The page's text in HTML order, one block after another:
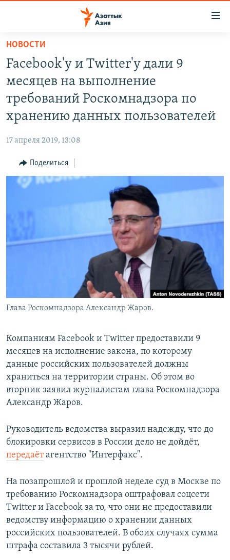
Вернуться
основному
содержанию
Вернутся
главной
Вернутся
поиску
ЦЕНТРАЛЬНАЯ АЗИЯ
КЫРГЫЗСТАН
ВОЙНА В УКРАИНЕ
КЫРГЫЗЧА
ЎЗБЕКЧА
ТОҶИКӢ
ПОДПИШИТЕСЬ НА НАС В СОЦСЕТЯХ
Все сайты РСЕ/РС
НОВОСТИ
Facebook'у и Twitter'у дали 9
месяцев на выполнение
требований Роскомнадзора по
хранению данных пользователей
17 апреля 2019, 13:08
Поделиться
Глава Роскомнадзора Александр Жаров.
Компаниям Facebook и Twitter предоставили 9
месяцев на исполнение закона, по которому
данные российских пользователей должны
храниться на территории страны. Об этом во
вторник заявил журналистам глава Роскомнадзора
Александр Жаров.
Руководитель ведомства выразил надежду, что до
блокировки сервисов в России дело не дойдёт,
передаётагентство "Интерфакс".
На позапрошлой и прошлой неделе суд в Москве по
требованию Роскомнадзора оштрафовал соцсети
Twitter и Facebook за то, что они не предоставили
ведомству информацию о хранении данных
российских пользователей. В обоих случаях сумма
штрафа составила 3 тысячи рублей.